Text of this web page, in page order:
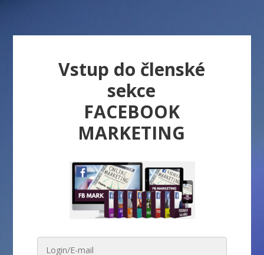
Vstup do členské
sekce
FACEBOOK
MARKETING